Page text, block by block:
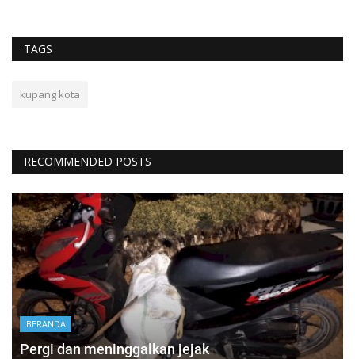
TAGS
kupang kota
RECOMMENDED POSTS
BERANDA
Pergi dan meninggalkan jejak